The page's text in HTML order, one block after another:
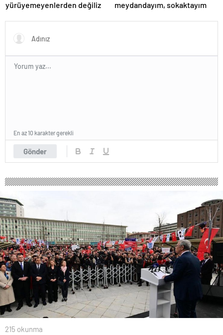
yürüyemeyenlerden değiliz
meydandayım, sokaktayım
Gönder
En az 10 karakter gerekli
215 okunma